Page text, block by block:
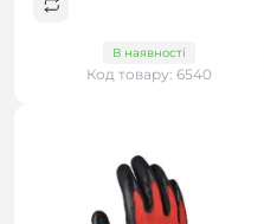
В наявності
Код товару: 6540